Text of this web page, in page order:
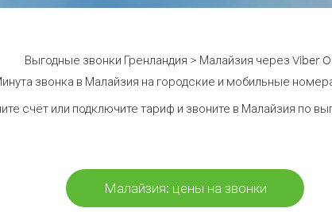
Выгодные звонки Гренландия > Малайзия через Viber
звонка в Малайзия на городские и мобильные
счёт или подключите тариф и звоните в Малайзия по
Малайзия: цены на звонки